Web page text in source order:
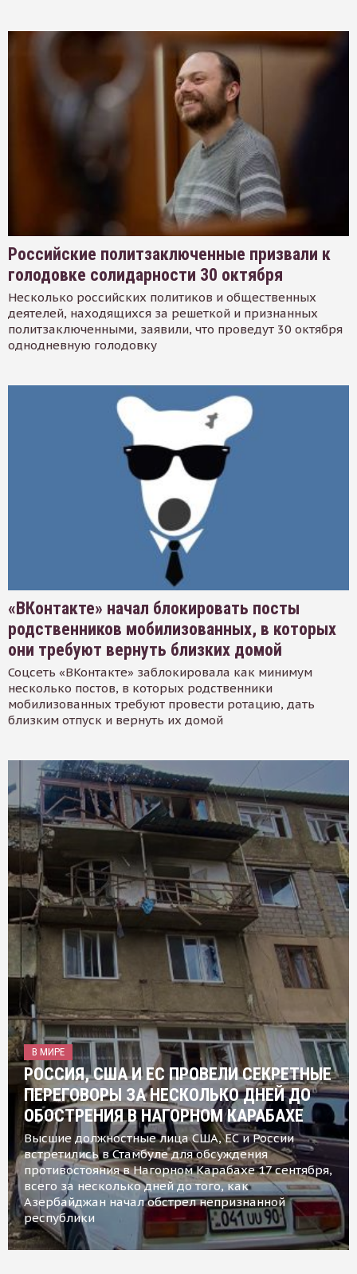
Российские политзаключенные призвали к
голодовке солидарности 30 октября
Несколько российских политиков и общественных
деятелей, находящихся за решеткой и признанных
политзаключенными, заявили, что проведут 30 октября
однодневную голодовку
«ВКонтакте» начал блокировать посты
родственников мобилизованных, в которых
они требуют вернуть близких домой
Соцсеть «ВКонтакте» заблокировала как минимум
несколько постов, в которых родственники
мобилизованных требуют провести ротацию, дать
близким отпуск и вернуть их домой
В МИРЕ
РОССИЯ, США И ЕС ПРОВЕЛИ СЕКРЕТНЫЕ
ПЕРЕГОВОРЫ ЗА НЕСКОЛЬКО ДНЕЙ ДО
ОБОСТРЕНИЯ В НАГОРНОМ КАРАБАХЕ
Высшие должностные лица США, ЕС и России
встретились в Стамбуле для обсуждения
противостояния в Нагорном Карабахе 17 сентября,
всего за несколько дней до того, как
Азербайджан начал обстрел непризнанной
республики